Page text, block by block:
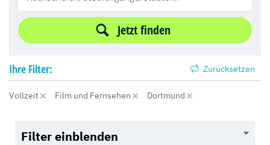
Jetzt finden
Ihre Filter: Zurücksetzen
Vollzeit Film und Fernsehen Dortmund
Filter einblenden